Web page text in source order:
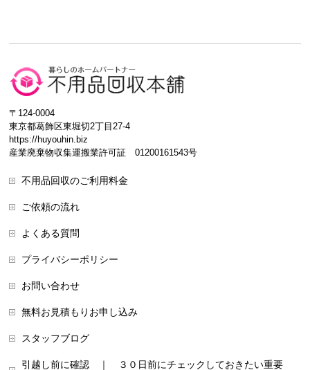
〒124-0004
東京都葛飾区東堀切2丁目27-4
https://huyouhin.biz
産業廃棄物収集運搬業許可証 01200161543号
不用品回収のご利用料金
ご依頼の流れ
よくある質問
プライバシーポリシー
お問い合わせ
無料お見積もりお申し込み
スタッフブログ
引越し前に確認 ｜ ３０日前にチェックしておきたい重要